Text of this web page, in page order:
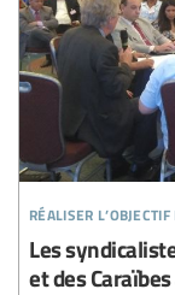
réaliser l’objectif
Les
et des